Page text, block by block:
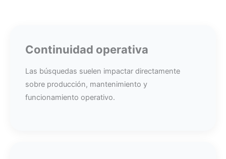
Continuidad operativa
Las búsquedas suelen impactar directamente
sobre producción, mantenimiento y
funcionamiento operativo.